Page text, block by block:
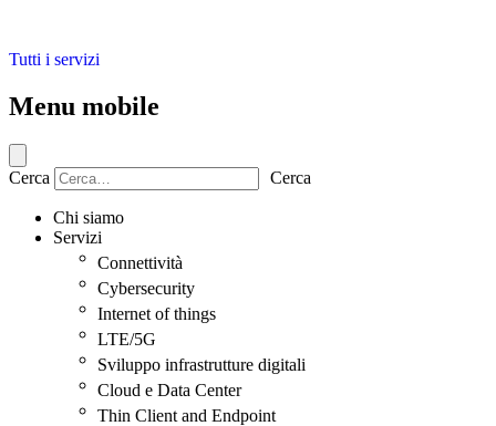
Tutti i servizi
Menu mobile
Cerca Cerca
Chi siamo
Servizi
Connettività
Cybersecurity
Internet of things
LTE/5G
Sviluppo infrastrutture digitali
Cloud e Data Center
Thin Client and Endpoint